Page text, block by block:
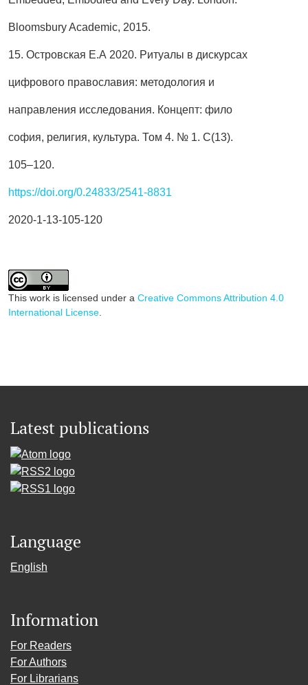
Bloomsbury Academic, 2015.
15. Островская Е.А 2020. Ритуалы в дискурсах
цифрового православия: методология и
направления исследования. Концепт: фило
софия, религия, культура. Том 4. № 1. С(13).
105–120.
https://doi.org/0.24833/2541-8831
2020-1-13-105-120
This work is licensed under a Creative Commons Attribution 4.0
International License.
Latest publications
Language
English
Information
For Readers
For Authors
For Librarians